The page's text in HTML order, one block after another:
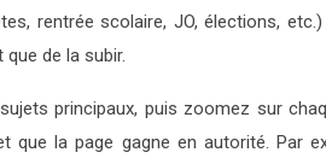
rentrée scolaire, JO, élections,
de la subir.
principaux, puis zoomez sur
la page gagne en autorité. Par